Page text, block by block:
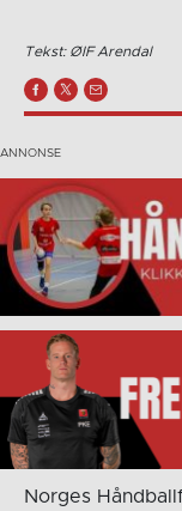
Tekst: ØIF Arendal
Norges